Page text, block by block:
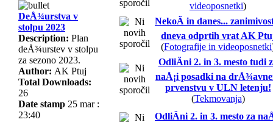
DeÅ¾urstva v
stolpu 2023
Description: Plan
deÅ¾urstev v stolpu
za sezono 2023.
Author: AK Ptuj
Total Downloads:
26
Date stamp 25 mar :
23:40
videoposnetki)
NekoÄ in danes...
dneva odprtih vrat AK
(Fotografije in videoposnetki
OdliÄni 2. in 3. mesto tudi
naÅ¡i posadki na
prvenstvu v ULN letenju!
(Tekmovanja)
OdliÄni 2. in 3. mesto za